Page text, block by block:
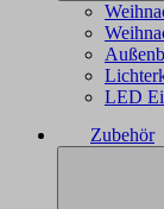
LED
Zubehör